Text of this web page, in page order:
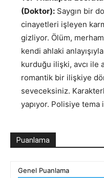
(Doktor): Saygın bir
cinayetleri işleyen
gizliyor. Ölüm,
kendi ahlaki
kurduğu ilişki, avcı ile
romantik bir ilişkiye
seveceksiniz.
yapıyor. Polisiye tema
Puanlama
Genel Puanlama